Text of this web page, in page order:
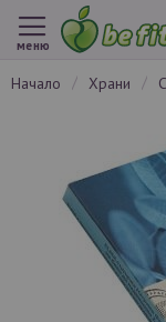
меню
начало храни
галерията
изображенията